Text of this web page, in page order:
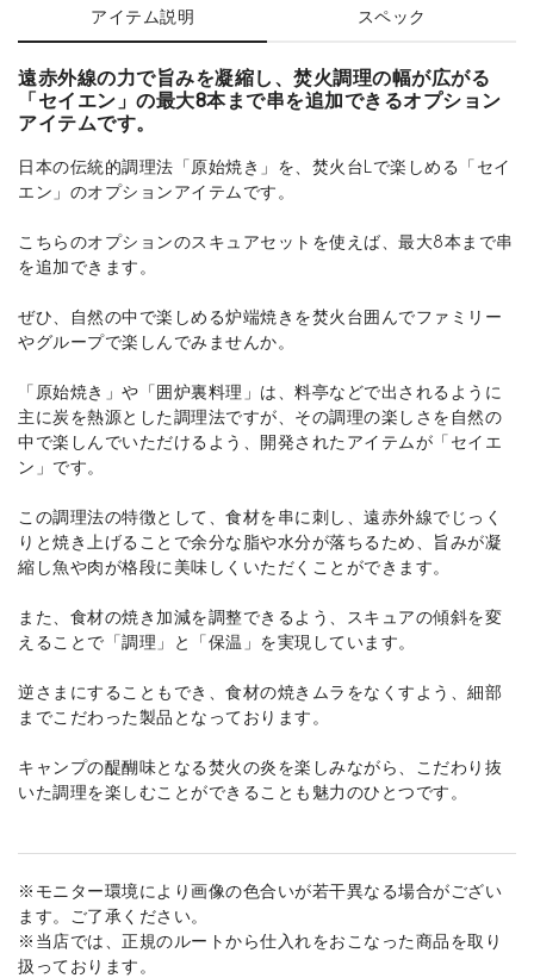
アイテム説明 スペック
遠赤外線の力で旨みを凝縮し、焚火調理の幅が広がる
「セイエン」の最大8本まで串を追加できるオプション
アイテムです。
日本の伝統的調理法「原始焼き」を、焚火台Lで楽しめる「セイ
エン」のオプションアイテムです。
こちらのオプションのスキュアセットを使えば、最大8本まで串
を追加できます。
ぜひ、自然の中で楽しめる炉端焼きを焚火台囲んでファミリー
やグループで楽しんでみませんか。
「原始焼き」や「囲炉裏料理」は、料亭などで出されるように
主に炭を熱源とした調理法ですが、その調理の楽しさを自然の
中で楽しんでいただけるよう、開発されたアイテムが「セイエ
ン」です。
この調理法の特徴として、食材を串に刺し、遠赤外線でじっく
りと焼き上げることで余分な脂や水分が落ちるため、旨みが凝
縮し魚や肉が格段に美味しくいただくことができます。
また、食材の焼き加減を調整できるよう、スキュアの傾斜を変
えることで「調理」と「保温」を実現しています。
逆さまにすることもでき、食材の焼きムラをなくすよう、細部
までこだわった製品となっております。
キャンプの醍醐味となる焚火の炎を楽しみながら、こだわり抜
いた調理を楽しむことができることも魅力のひとつです。
※モニター環境により画像の色合いが若干異なる場合がござい
ます。ご了承ください。
※当店では、正規のルートから仕入れをおこなった商品を取り
扱っております。